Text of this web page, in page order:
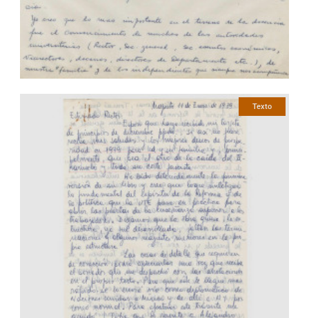
Texto